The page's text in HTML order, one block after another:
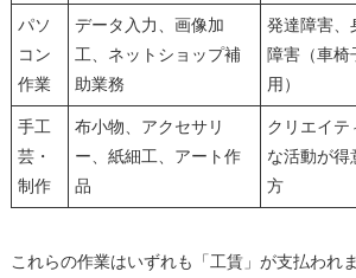
パソ
コン
作業
データ入力、画像加
工、ネットショップ補
助業務
発達障害、
障害（車椅
用）
手工
芸・
制作
布小物、アクセサリ
ー、紙細工、アート作
品
クリエイテ
な活動が得
方
これらの作業はいずれも「工賃」が支払われ